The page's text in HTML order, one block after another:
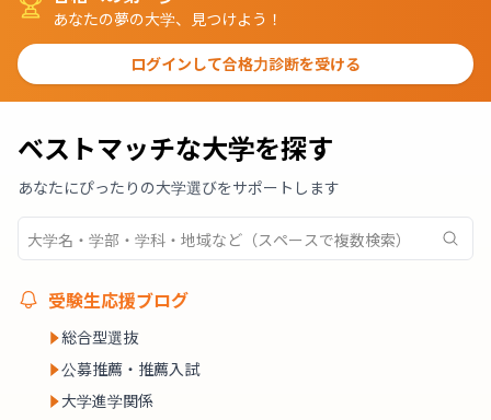
あなたの夢の大学、見つけよう！
ログインして合格力診断を受ける
ベストマッチな大学を探す
あなたにぴったりの大学選びをサポートします
受験生応援ブログ
総合型選抜
公募推薦・推薦入試
大学進学関係